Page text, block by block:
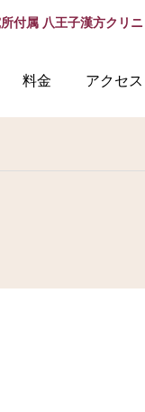
付属 八王子漢方クリニ
料金 アクセス